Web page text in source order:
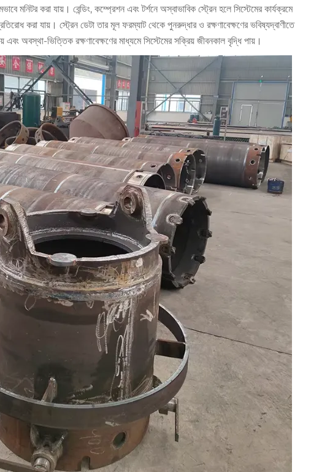
মনিটর করা যায়। বেন্ডিং, কম্প্রেশন এবং টর্শনে অস্বাভাবিক স্ট্রেন হলে সিস্টেমের কার্যক্রমে
করা যায়। স্ট্রেন ডেটা তার মূল ফরম্যাট থেকে পুনরুদ্ধার ও রক্ষণাবেক্ষণের ভবিষ্যদ্বাণীতে
অবস্থা-ভিত্তিক রক্ষণাবেক্ষণের মাধ্যমে সিস্টেমের সক্রিয় জীবনকাল বৃদ্ধি পায়।